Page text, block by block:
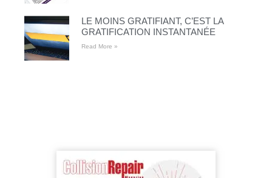
LE MOINS GRATIFIANT, C’EST LA
GRATIFICATION INSTANTANÉE
Read More »